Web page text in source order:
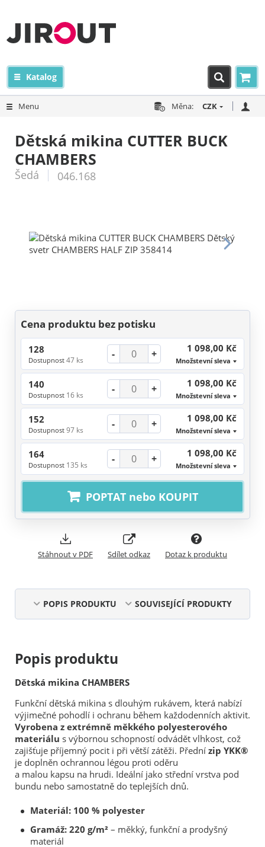
Katalog
Menu Měna: CZK
Dětská mikina CUTTER BUCK
CHAMBERS
Šedá 046.168
Cena produktu bez potisku
128
Dostupnost 47 ks - + 1 098,00 Kč
Množstevní sleva
140
Dostupnost 16 ks - + 1 098,00 Kč
Množstevní sleva
152
Dostupnost 97 ks - + 1 098,00 Kč
Množstevní sleva
164
Dostupnost 135 ks - + 1 098,00 Kč
Množstevní sleva
POPTAT nebo KOUPIT
Stáhnout v PDF Sdílet odkaz Dotaz k produktu
POPIS PRODUKTU SOUVISEJÍCÍ PRODUKTY
Popis produktu
Dětská mikina CHAMBERS
Funkční dětská mikina s dlouhým rukávem, která nabízí
výjimečné pohodlí i ochranu během každodenních aktivit.
Vyrobena z extrémně měkkého polyesterového
materiálu s výbornou schopností odvádět vlhkost, což
zajišťuje příjemný pocit i při větší zátěži. Přední zip YKK®
je doplněn ochrannou légou proti oděru
a malou kapsu na hrudi. Ideální jako střední vrstva pod
bundu nebo samostatně do teplejších dnů.
Materiál: 100 % polyester
Gramáž: 220 g/m² – měkký, funkční a prodyšný
materiál